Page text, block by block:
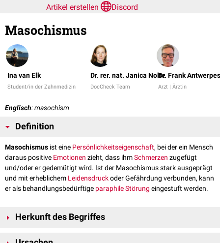
Artikel erstellen
Discord
Masochismus
Ina van Elk
Student/in der Zahnmedizin
Dr. rer. nat. Janica Nolte
DocCheck Team
Dr. Frank Antwerpes
Arzt | Ärztin
Englisch: masochism
Definition
Masochismus ist eine Persönlichkeitseigenschaft, bei der ein Mensch
daraus positive Emotionen zieht, dass ihmSchmerzen zugefügt
und/oder er gedemütigt wird. Ist der Masochismus stark ausgeprägt
und mit erheblichem Leidensdruckoder Gefährdung verbunden, kann
er als behandlungsbedürftige paraphile Störung eingestuft werden.
Herkunft des Begriffes